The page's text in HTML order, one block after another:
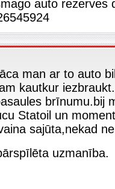
auto rezerves
man ar to auto
kautkur
brīnumu.bij
Statoil un
sajūta,nekad
uzmanība.